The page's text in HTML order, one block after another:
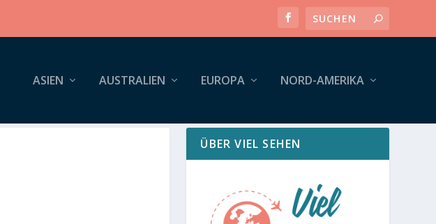
ASIEN AUSTRALIEN EUROPA NORD-AMERIKA
ÜBER VIEL SEHEN